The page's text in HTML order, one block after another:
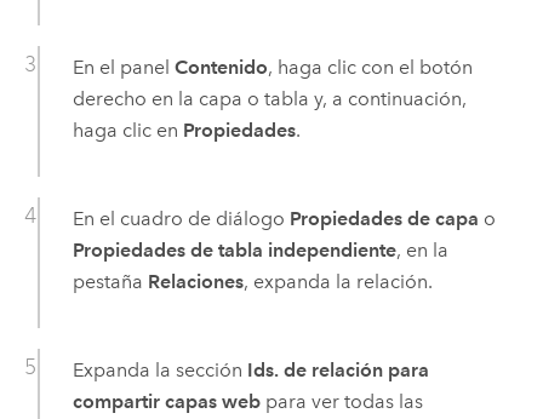
En el panel Contenido, haga clic con el botón
derecho en la capa o tabla y, a continuación,
haga clic en Propiedades.
En el cuadro de diálogo Propiedades de capa o
Propiedades de tabla independiente, en la
pestaña Relaciones, expanda la relación.
Expanda la sección Ids. de relación para
compartir capas webpara ver todas las